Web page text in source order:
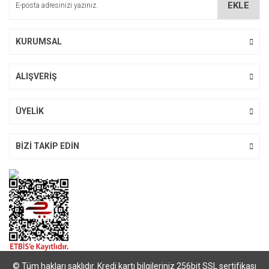
EKLE
KURUMSAL
ALIŞVERİŞ
ÜYELİK
BİZİ TAKİP EDİN
© Tüm hakları saklıdır. Kredi kartı bilgileriniz 256bit SSL sertifikası